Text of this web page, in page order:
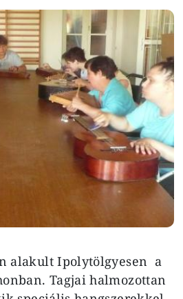
alakult Ipolytölgyesen a
Tagjai halmozottan